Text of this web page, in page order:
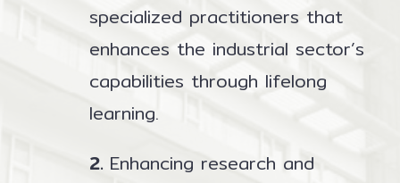
specialized practitioners that
enhances the industrial sector’s
capabilities through lifelong
learning.
2. Enhancing research and